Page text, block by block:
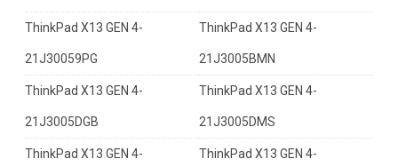
ThinkPad X13 GEN 4-
21J30059PG
ThinkPad X13 GEN 4-
21J3005BMN
ThinkPad X13 GEN 4-
21J3005DGB
ThinkPad X13 GEN 4-
21J3005DMS
ThinkPad X13 GEN 4- ThinkPad X13 GEN 4-